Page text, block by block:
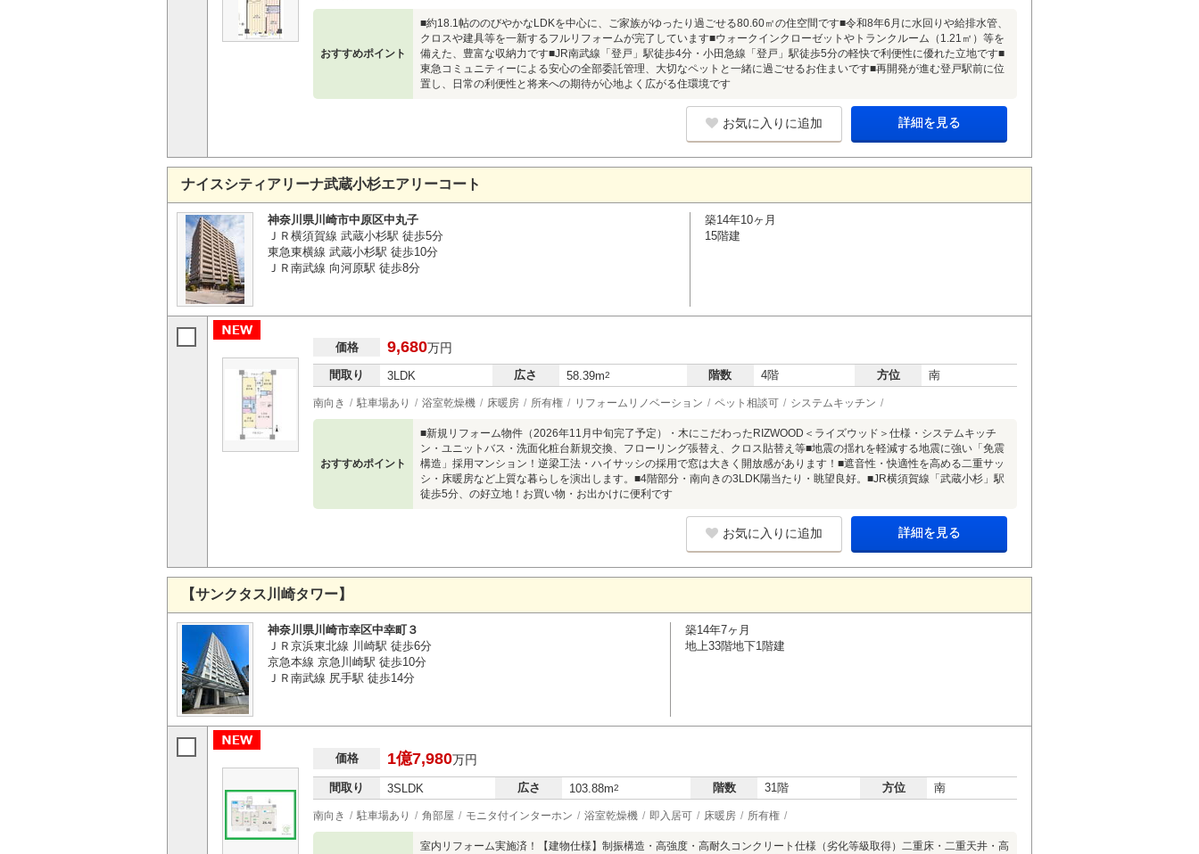
おすすめポイント
■約18.1帖ののびやかなLDKを中心に、ご家族がゆったり過ごせる80.60㎡の住空間です■令和8年6月に水回りや給排水管、
クロスや建具等を一新するフルリフォームが完了しています■ウォークインクローゼットやトランクルーム（1.21㎡）等を
備えた、豊富な収納力です■JR南武線「登戸」駅徒歩4分・小田急線「登戸」駅徒歩5分の軽快で利便性に優れた立地です■
東急コミュニティーによる安心の全部委託管理、大切なペットと一緒に過ごせるお住まいです■再開発が進む登戸駅前に位
置し、日常の利便性と将来への期待が心地よく広がる住環境です
お気に入りに追加 詳細を見る
ナイスシティアリーナ武蔵小杉エアリーコート
神奈川県川崎市中原区中丸子
ＪＲ横須賀線 武蔵小杉駅 徒歩5分
東急東横線 武蔵小杉駅 徒歩10分
ＪＲ南武線 向河原駅 徒歩8分
築14年10ヶ月
15階建
価格 9,680万円
間取り 3LDK 広さ 58.39m2 階数 4階 方位 南
南向き 駐車場あり 浴室乾燥機 床暖房 所有権 リフォームリノベーション ペット相談可 システムキッチン
おすすめポイント
■新規リフォーム物件（2026年11月中旬完了予定）・木にこだわったRIZWOOD＜ライズウッド＞仕様・システムキッチ
ン・ユニットバス・洗面化粧台新規交換、フローリング張替え、クロス貼替え等■地震の揺れを軽減する地震に強い「免震
構造」採用マンション！逆梁工法・ハイサッシの採用で窓は大きく開放感があります！■遮音性・快適性を高める二重サッ
シ・床暖房など上質な暮らしを演出します。■4階部分・南向きの3LDK陽当たり・眺望良好。■JR横須賀線「武蔵小杉」駅
徒歩5分、の好立地！お買い物・お出かけに便利です
お気に入りに追加 詳細を見る
【サンクタス川崎タワー】
神奈川県川崎市幸区中幸町３
ＪＲ京浜東北線 川崎駅 徒歩6分
京急本線 京急川崎駅 徒歩10分
ＪＲ南武線 尻手駅 徒歩14分
築14年7ヶ月
地上33階地下1階建
価格 1億7,980万円
間取り 3SLDK 広さ 103.88m2 階数 31階 方位 南
南向き 駐車場あり 角部屋 モニタ付インターホン 浴室乾燥機 即入居可 床暖房 所有権
室内リフォーム実施済！【建物仕様】制振構造・高強度・高耐久コンクリート仕様（劣化等級取得）二重床・二重天井・高